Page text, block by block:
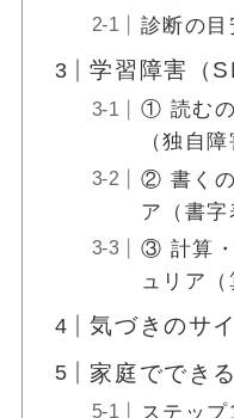
診断の目
学習障害（
① 読むの
（独自障
② 書くの
ア（書字
③ 計算・
ュリア（
気づきのサ
家庭ででき
ステッ